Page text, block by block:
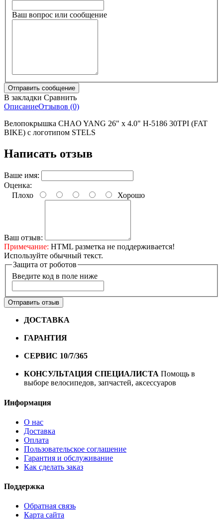
Ваш вопрос или сообщение
В закладки Сравнить
ОписаниеОтзывов (0)
Велопокрышка CHAO YANG 26" x 4.0" H-5186 30TPI (FAT
BIKE) с логотипом STELS
Написать отзыв
Ваше имя:
Оценка:
Плохо
Хорошо
Ваш отзыв:
Примечание: HTML разметка не поддерживается!
Используйте обычный текст.
Защита от роботов
Введите код в поле ниже
Отправить отзыв
ДОСТАВКА
ГАРАНТИЯ
СЕРВИС 10/7/365
КОНСУЛЬТАЦИЯ СПЕЦИАЛИСТА Помощь в
выборе велосипедов, запчастей, аксессуаров
Информация
О нас
Доставка
Оплата
Пользовательское соглашение
Гарантия и обслуживание
Как сделать заказ
Поддержка
Обратная связь
Карта сайта